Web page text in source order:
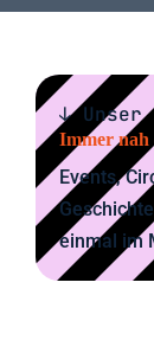
↓ Unser
Immer
Events,
einmal im